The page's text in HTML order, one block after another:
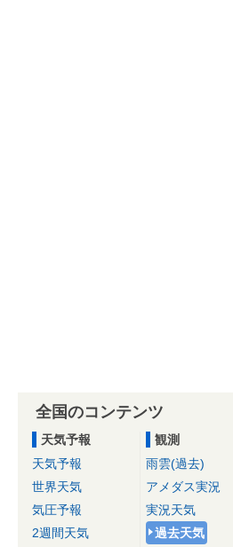
全国のコンテンツ
天気予報
天気予報
世界天気
気圧予報
2週間天気
観測
雨雲(過去)
アメダス実況
実況天気
過去天気